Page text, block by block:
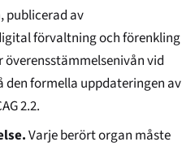
publicerad av
förvaltning och förenkling
vid
den formella uppdateringen av
2.2.
Varje berört organ måste